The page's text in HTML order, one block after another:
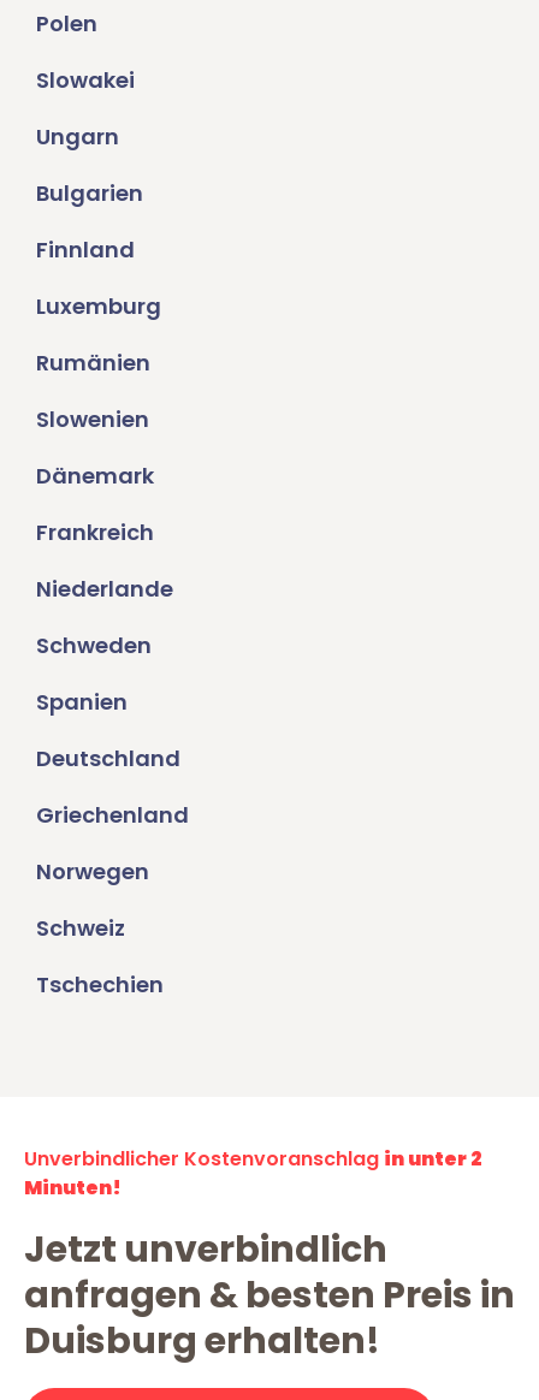
Polen
Slowakei
Ungarn
Bulgarien
Finnland
Luxemburg
Rumänien
Slowenien
Dänemark
Frankreich
Niederlande
Schweden
Spanien
Deutschland
Griechenland
Norwegen
Schweiz
Tschechien
Unverbindlicher Kostenvoranschlag in unter 2
Minuten!
Jetzt unverbindlich
anfragen & besten Preis in
Duisburg erhalten!